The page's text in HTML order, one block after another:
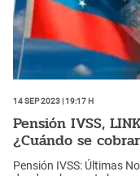
14 Sep 2023 | 19:17 h
Pensión IVSS,
¿Cuándo se
Pensión IVSS: Últimas